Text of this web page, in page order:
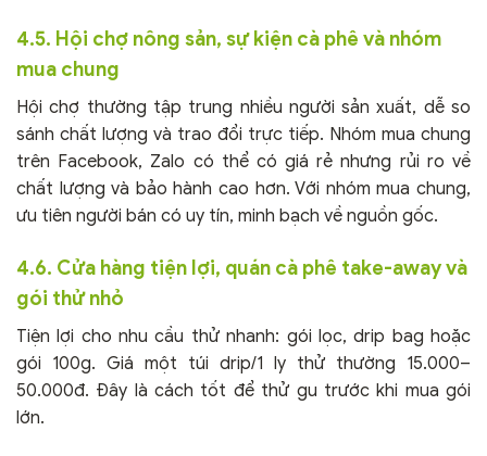
4.5. Hội chợ nông sản, sự kiện cà phê và nhóm
mua chung
Hội chợ thường tập trung nhiều người sản xuất, dễ so
sánh chất lượng và trao đổi trực tiếp. Nhóm mua chung
trên Facebook, Zalo có thể có giá rẻ nhưng rủi ro về
chất lượng và bảo hành cao hơn. Với nhóm mua chung,
ưu tiên người bán có uy tín, minh bạch về nguồn gốc.
4.6. Cửa hàng tiện lợi, quán cà phê take-away và
gói thử nhỏ
Tiện lợi cho nhu cầu thử nhanh: gói lọc, drip bag hoặc
gói 100g. Giá một túi drip/1 ly thử thường 15.000–
50.000đ. Đây là cách tốt để thử gu trước khi mua gói
lớn.